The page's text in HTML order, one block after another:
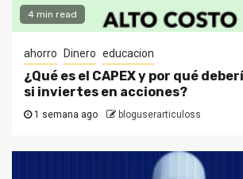
4 min read
ahorro Dinero educacion
¿Qué es el CAPEX y por qué
si inviertes en acciones?
1 semana ago bloguserarticuloss